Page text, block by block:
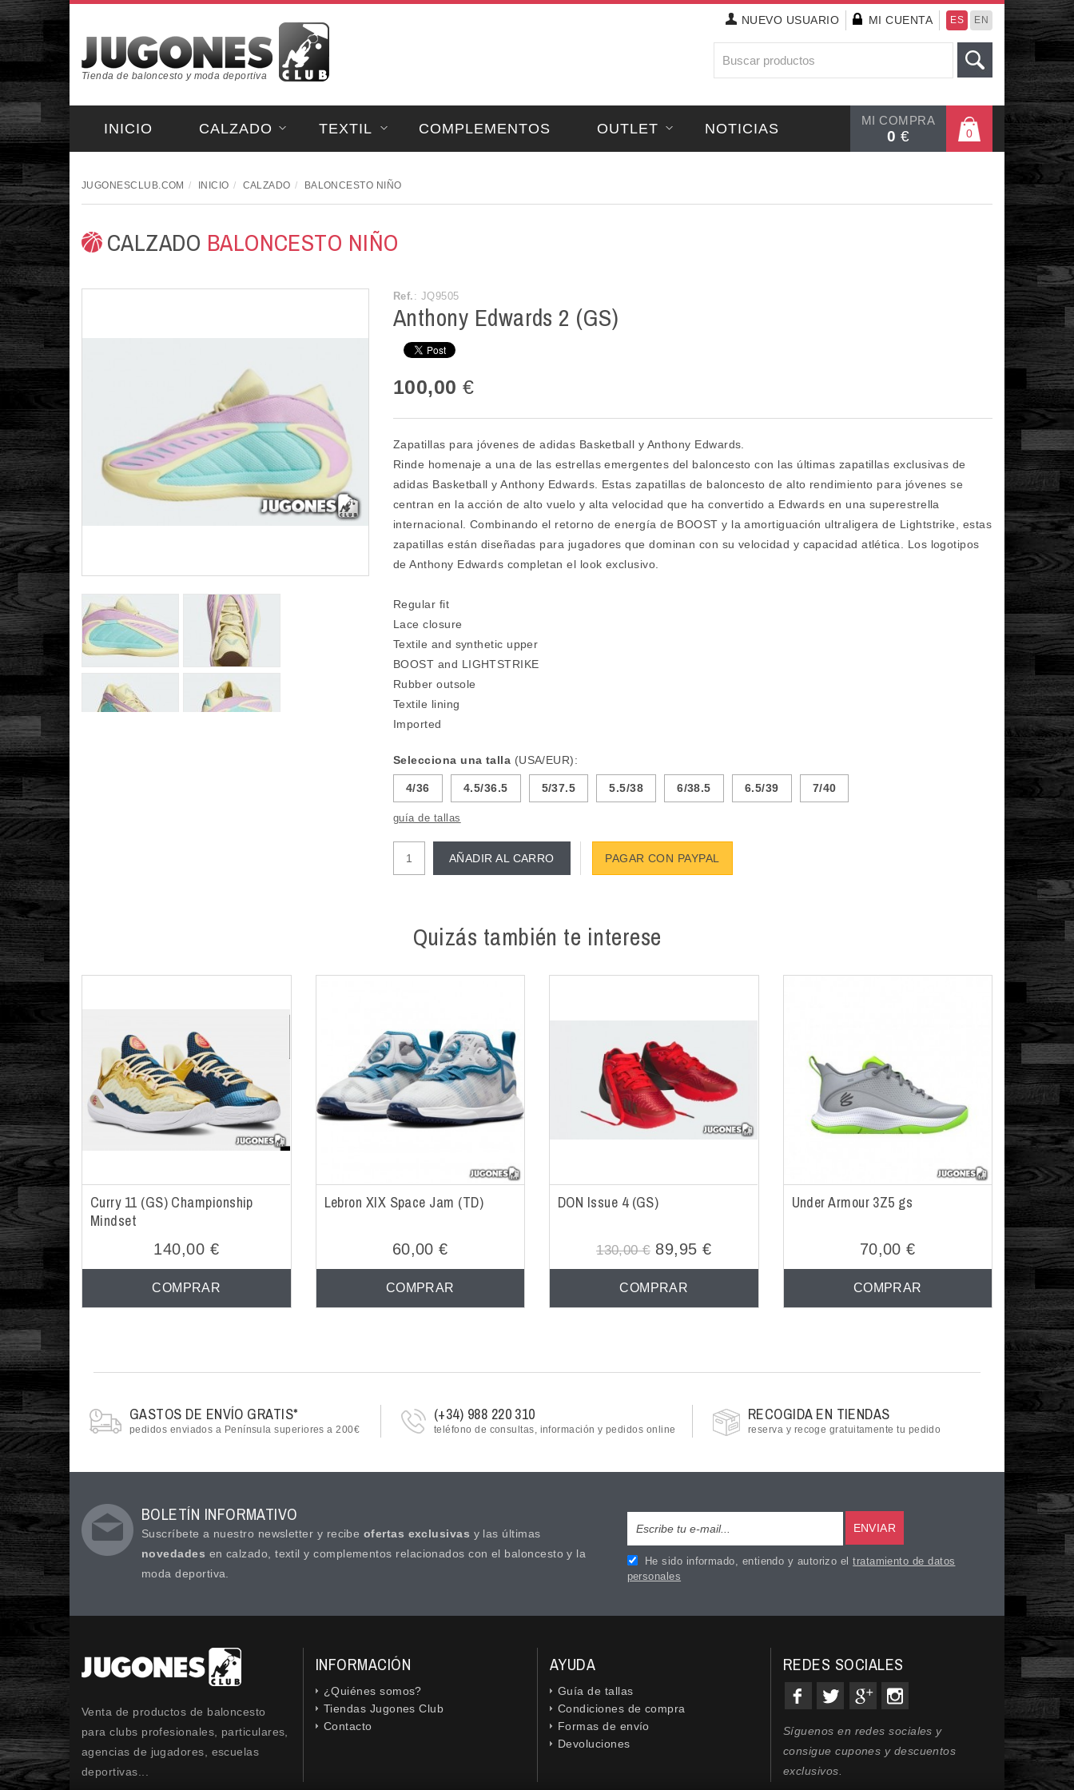
Tienda de baloncesto y moda deportiva
NUEVO USUARIO MI CUENTA ES EN
MI COMPRA
0 € 0
INICIO CALZADO TEXTIL COMPLEMENTOS OUTLET NOTICIAS
JUGONESCLUB.COM INICIO CALZADO BALONCESTO NIÑO
CALZADO BALONCESTO NIÑO
Ref. : JQ9505
Anthony Edwards 2 (GS)
100,00€
Zapatillas para jóvenes de adidas Basketball y Anthony Edwards.
Rinde homenaje a una de las estrellas emergentes del baloncesto con las últimas zapatillas exclusivas de
adidas Basketball y Anthony Edwards. Estas zapatillas de baloncesto de alto rendimiento para jóvenes se
centran en la acción de alto vuelo y alta velocidad que ha convertido a Edwards en una superestrella
internacional. Combinando el retorno de energía de BOOST y la amortiguación ultraligera de Lightstrike, estas
zapatillas están diseñadas para jugadores que dominan con su velocidad y capacidad atlética. Los logotipos
de Anthony Edwards completan el look exclusivo.
Regular fit
Lace closure
Textile and synthetic upper
BOOST and LIGHTSTRIKE
Rubber outsole
Textile lining
Imported
Selecciona una talla (USA/EUR):
4/36 4.5/36.5 5/37.5 5.5/38 6/38.5 6.5/39 7/40
guía de tallas
AÑADIR AL CARRO PAGAR CON PAYPAL
Quizás también te interese
Curry 11 (GS) Championship
Mindset
140,00 €
COMPRAR
Lebron XIX Space Jam (TD)
60,00 €
COMPRAR
DON Issue 4 (GS)
130,00 €89,95 €
COMPRAR
Under Armour 3Z5 gs
70,00 €
COMPRAR
GASTOS DE ENVÍO GRATIS*
pedidos enviados a Península superiores a 200€
(+34) 988 220 310
teléfono de consultas, información y pedidos online
RECOGIDA EN TIENDAS
reserva y recoge gratuitamente tu pedido
BOLETÍN INFORMATIVO
Suscríbete a nuestro newsletter y recibe ofertas exclusivas y las últimas
novedades en calzado, textil y complementos relacionados con el baloncesto y la
moda deportiva.
ENVIAR
He sido informado, entiendo y autorizo eltratamiento de datos
personales
Venta de productos de baloncesto
para clubs profesionales, particulares,
agencias de jugadores, escuelas
deportivas...
INFORMACIÓN
¿Quiénes somos?
Tiendas Jugones Club
Contacto
AYUDA
Guía de tallas
Condiciones de compra
Formas de envío
Devoluciones
REDES SOCIALES
Twitter Google
Síguenos en redes sociales y
consigue cupones y descuentos
exclusivos.